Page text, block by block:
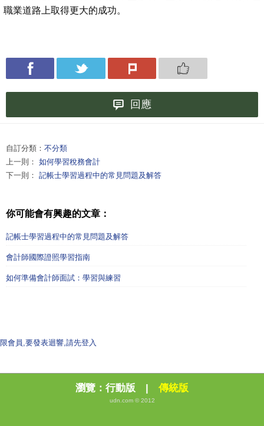
職業道路上取得更大的成功。
回應
自訂分類： 不分類
上一則： 如何學習稅務會計
下一則： 記帳士學習過程中的常見問題及解答
你可能會有興趣的文章：
記帳士學習過程中的常見問題及解答
會計師國際證照學習指南
如何準備會計師面試：學習與練習
限會員,要發表迴響,請先登入
瀏覽： 行動版 | 傳統版
udn.com © 2012